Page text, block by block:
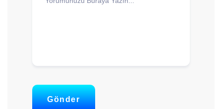
Gönder